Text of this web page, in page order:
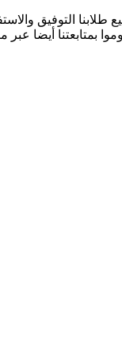
طلابنا التوفيق
بمتابعتنا أيضا